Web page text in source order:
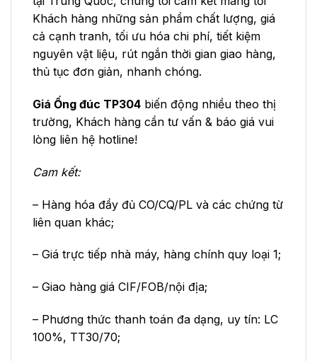
Khách hàng những sản phẩm chất lượng, giá
cả cạnh tranh, tối ưu hóa chi phí, tiết kiệm
nguyên vật liệu, rút ngắn thời gian giao hàng,
thủ tục đơn giản, nhanh chóng.
Giá Ống đúc TP304 biến động nhiều theo thị
trường, Khách hàng cần tư vấn & báo giá vui
lòng liên hệ hotline!
Cam kết:
– Hàng hóa đầy đủ CO/CQ/PL và các chứng từ
liên quan khác;
– Giá trực tiếp nhà máy, hàng chính quy loại 1;
– Giao hàng giá CIF/FOB/nội địa;
– Phương thức thanh toán đa dạng, uy tín: LC
100%, TT30/70;